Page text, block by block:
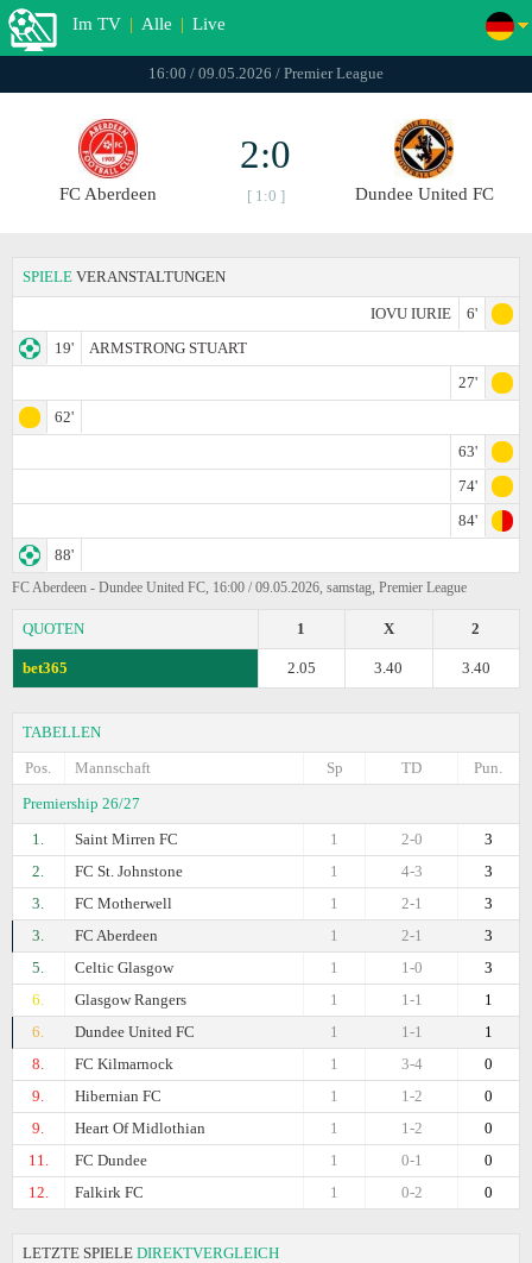
Im TV | Alle | Live
16:00 / 09.05.2026 / Premier League
FC Aberdeen
2:0
[ 1:0 ] Dundee United FC
SPIELE VERANSTALTUNGEN
IOVU IURIE
6'
19'
ARMSTRONG STUART
27'
62'
63'
74'
84'
88'
FC Aberdeen - Dundee United FC, 16:00 / 09.05.2026, samstag, Premier League
QUOTEN 2
X
1
bet365 3.40
3.40
2.05
TABELLEN
Pos.
Mannschaft Pun.
TD
Sp
Premiership 26/27
1.
Saint Mirren FC 3
2-0
1
2.
FC St. Johnstone 3
4-3
1
3.
FC Motherwell 3
2-1
1
3.
FC Aberdeen 3
2-1
1
5.
Celtic Glasgow 3
1-0
1
6.
Glasgow Rangers 1
1-1
1
6.
Dundee United FC 1
1-1
1
8.
FC Kilmarnock 0
3-4
1
9.
Hibernian FC 0
1-2
1
9.
Heart Of Midlothian 0
1-2
1
11.
FC Dundee 0
0-1
1
12.
Falkirk FC 0
0-2
1
LETZTE SPIELE DIREKTVERGLEICH